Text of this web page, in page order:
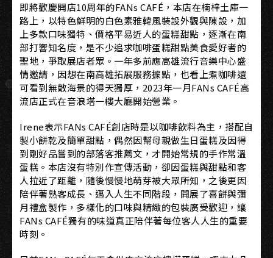
即將歡慶開店10周年的FANs CAFÉ，本店在楠梓土庫一
路上，以特色鮮明的白色素雅韓風裝設外觀與陳設，加
上多款口味獨特、價格平易近人的蛋糕甜點，逐漸在南
部打響知名度，是不少追求咖啡蛋糕甜點美食愛好者的
聖地，爭取展店者眾。一年多前應高雄流行音樂中心盛
情邀請，因想在南高雄拓展服務據點，也看上煮咖啡還
可看到無敵海景的得天獨厚，2023年一月FANs CAFÉ高
流店正式在音浪塔一樓大廳開始營業。
Irene表示FANs CAFÉ創店時是以咖啡飲料為主，搭配自
製小餅乾及簡單甜點，偶然因幫母親做生日蛋糕及因得
到剛好品嘗到的部落客推薦文，才開始常規的手作常溫
蛋糕。本店沒有特別作宣傳活動，卻因蛋糕與甜點和客
人拉近了距離，隨後慢慢地萌芽被大眾所知，之後更因
陪伴著熟客成長、邁入人生不同階段，開展了喜餅與彌
月禮盒製作，多樣化的口味與精緻的包裝廣受歡迎，讓
FANs CAFÉ獨有的味道真正陪伴著每位客人人生的重要
時刻。